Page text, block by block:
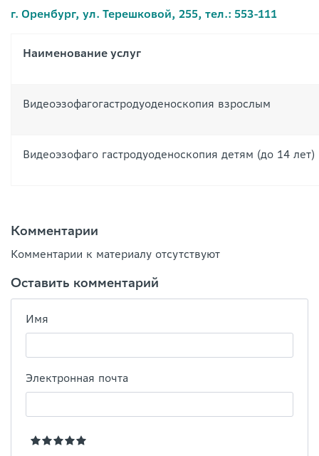
г. Оренбург, ул. Терешковой, 255, тел.: 553-111
Наименование услуг
Видеоэзофагогастродуоденоскопия взрослым
Видеоэзофаго гастродуоденоскопия детям (до 14 лет)
Комментарии
Комментарии к материалу отсутствуют
Оставить комментарий
Имя
Электронная почта